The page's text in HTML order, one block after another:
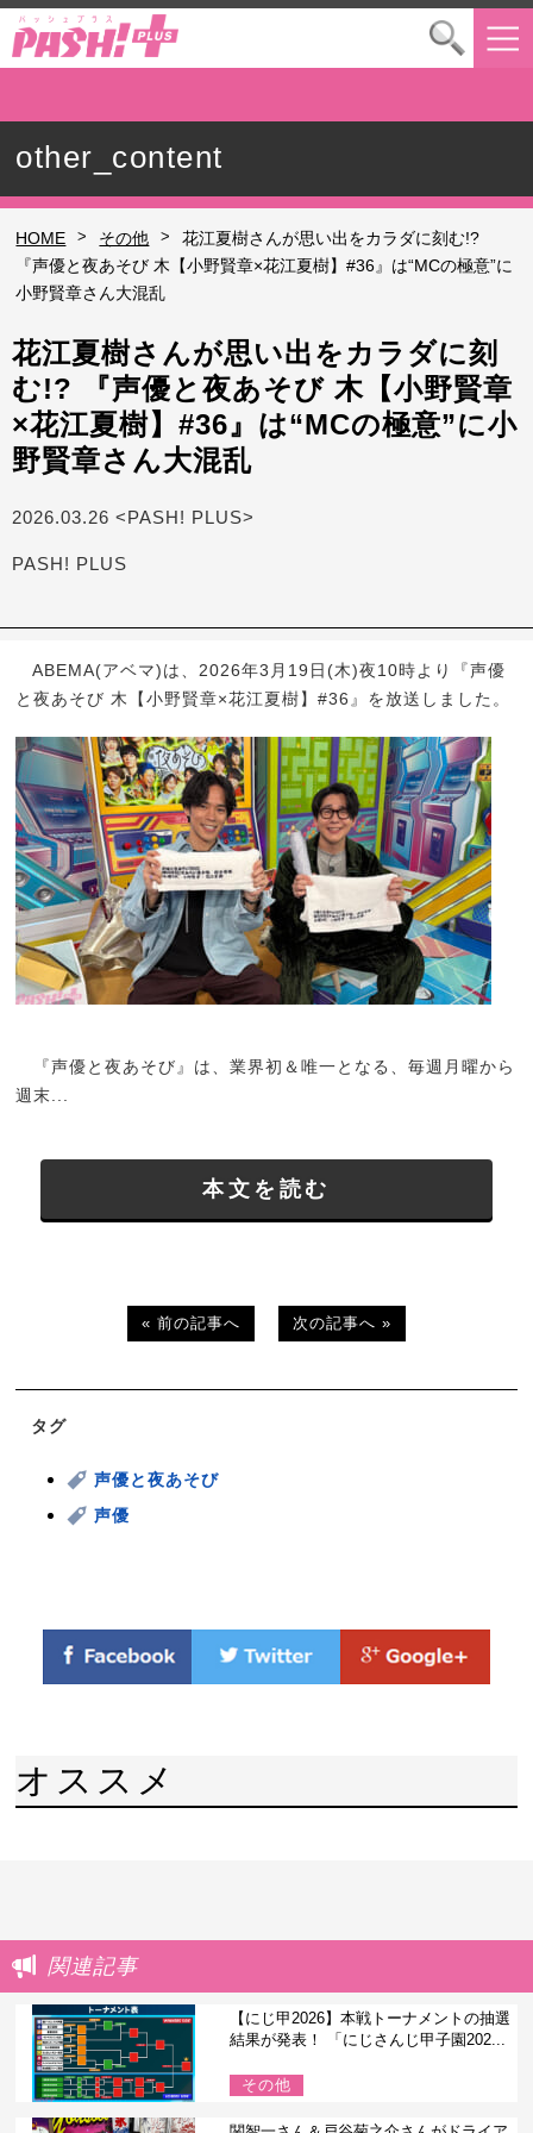
other_content
HOME > その他 >
花江夏樹さんが思い出をカラダに刻む!?
『声優と夜あそび 木【小野賢章×花江夏樹】#36』は“MCの極意”に
小野賢章さん大混乱
花江夏樹さんが思い出をカラダに刻
む!? 『声優と夜あそび 木【小野賢章
×花江夏樹】#36』は“MCの極意”に小
野賢章さん大混乱
2026.03.26 <PASH! PLUS>
PASH! PLUS
ABEMA(アベマ)は、2026年3月19日(木)夜10時より『声優
と夜あそび 木【小野賢章×花江夏樹】#36』を放送しました。
『声優と夜あそび』は、業界初＆唯一となる、毎週月曜から
週末...
本文を読む
« 前の記事へ 次の記事へ »
タグ
声優と夜あそび
声優
オススメ
関連記事
【にじ甲2026】本戦トーナメントの抽選
結果が発表！ 「にじさんじ甲子園202...
その他